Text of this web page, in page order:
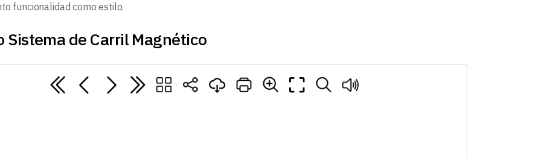
funcionalidad como estilo.
Sistema de Carril Magnético